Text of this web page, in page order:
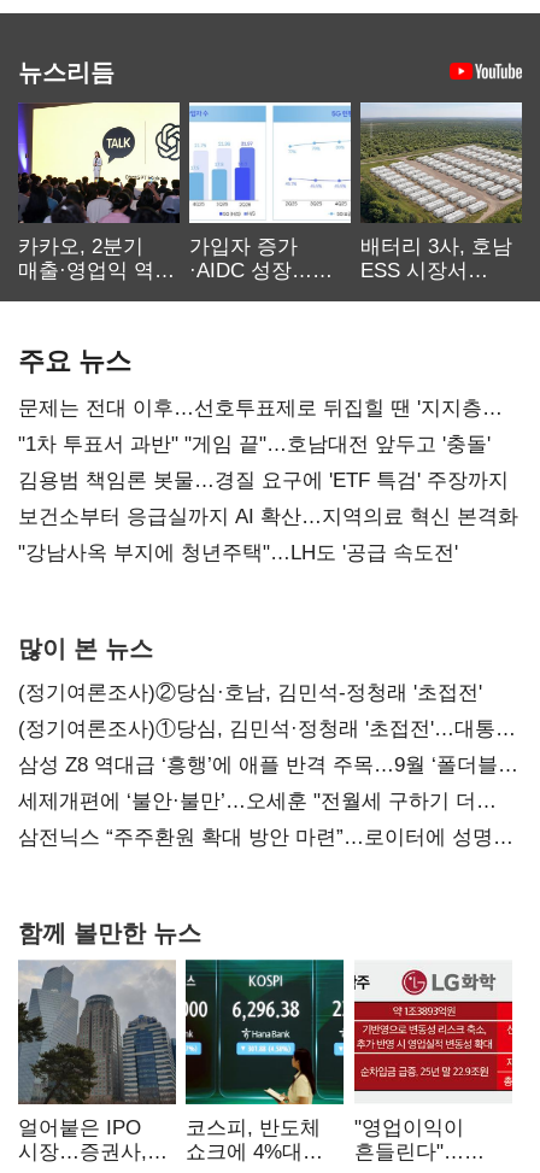
뉴스리듬
카카오, 2분기
매출·영업익 역대
가입자 증가
·AIDC 성장…
배터리 3사, 호남
ESS 시장서
주요 뉴스
문제는 전대 이후…선호투표제로 뒤집힐 땐 '지지층
불복'
"1차 투표서 과반" "게임 끝"…호남대전 앞두고 '충돌'
김용범 책임론 봇물…경질 요구에 'ETF 특검' 주장까지
보건소부터 응급실까지 AI 확산…지역의료 혁신 본격화
"강남사옥 부지에 청년주택"…LH도 '공급 속도전'
많이 본 뉴스
(정기여론조사)②당심·호남, 김민석-정청래 '초접전'
(정기여론조사)①당심, 김민석·정청래 '초접전'…대통령
지지도 '50% 아래로'(종합)
삼성 Z8 역대급 ‘흥행’에 애플 반격 주목…9월 ‘폴더블
대전’
세제개편에 ‘불안·불만’…오세훈 "전월세 구하기 더
힘들어질 것"
삼전닉스 “주주환원 확대 방안 마련”…로이터에 성명
함께 볼만한 뉴스
얼어붙은 IPO
시장…증권사,
코스피, 반도체
쇼크에 4%대
"영업이익이
흔들린다"…